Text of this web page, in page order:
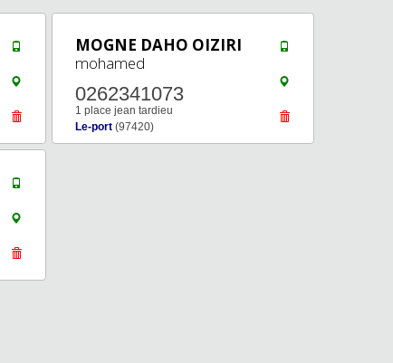
MOGNE DAHO OIZIRI
mohamed
0262341073
1 place jean tardieu
Le-port (97420)